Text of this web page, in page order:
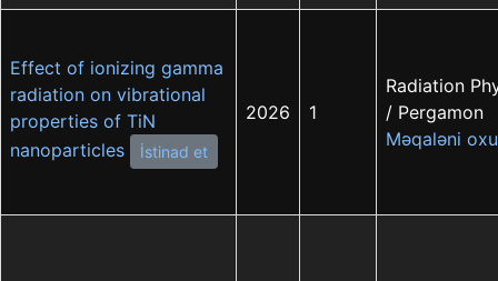
Effect of ionizing gamma
radiation on vibrational
properties of TiN
nanoparticles
İstinad et
2026 1
Radiation
/ Pergamon
Məqaləni oxu